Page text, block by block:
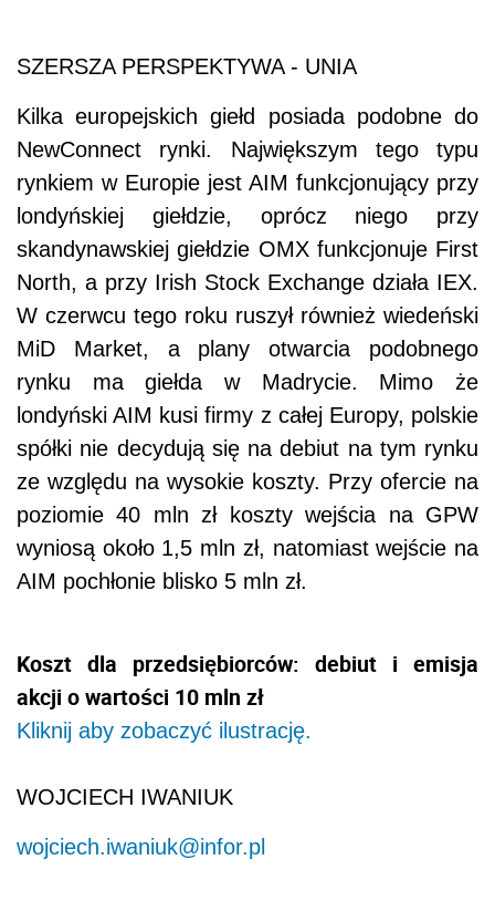
SZERSZA PERSPEKTYWA - UNIA
Kilka europejskich giełd posiada podobne do
NewConnect rynki. Największym tego typu
rynkiem w Europie jest AIM funkcjonujący przy
londyńskiej giełdzie, oprócz niego przy
skandynawskiej giełdzie OMX funkcjonuje First
North, a przy Irish Stock Exchange działa IEX.
W czerwcu tego roku ruszył również wiedeński
MiD Market, a plany otwarcia podobnego
rynku ma giełda w Madrycie. Mimo że
londyński AIM kusi firmy z całej Europy, polskie
spółki nie decydują się na debiut na tym rynku
ze względu na wysokie koszty. Przy ofercie na
poziomie 40 mln zł koszty wejścia na GPW
wyniosą około 1,5 mln zł, natomiast wejście na
AIM pochłonie blisko 5 mln zł.
Koszt dla przedsiębiorców: debiut i emisja
akcji o wartości 10 mln zł
Kliknij aby zobaczyć ilustrację.
WOJCIECH IWANIUK
wojciech.iwaniuk@infor.pl